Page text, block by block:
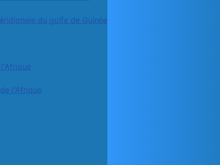
du golfe de Guinée
l'Afrique